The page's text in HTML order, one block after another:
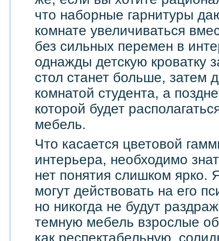
что наборные гарнитуры
комнате увеличиваться
без сильных перемен в
однажды детскую кроватку
стол станет больше, затем
комнатой студента, а
которой будет
мебель.
Что касается цветовой
интерьера, необходимо
нет понятия слишком ярко.
могут действовать на его
но никогда не будут
темную мебель взрослые
как респектабельную,